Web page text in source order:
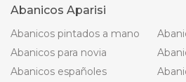
Abanicos Aparisi
Abanicos pintados a mano
Abanicos para novia
Abanicos españoles